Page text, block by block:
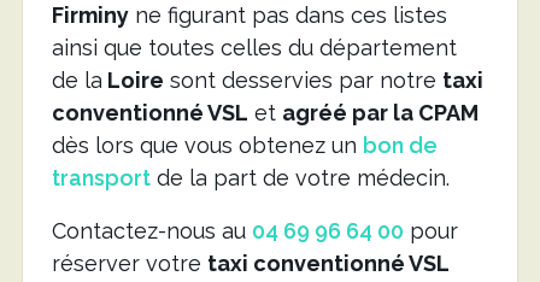
Firminyne figurant pas dans ces listes
ainsi que toutes celles du département
de la Loire sont desservies par notre taxi
conventionné VSL et agréé par la CPAM
dès lors que vous obtenez un bon de
transportde la part de votre médecin.
Contactez-nous au 04 69 96 64 00 pour
réserver votre taxi conventionné VSL